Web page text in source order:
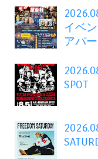
イベ
アパ
SPOT